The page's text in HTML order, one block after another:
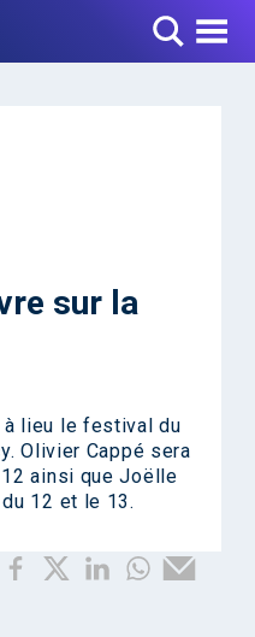
Toggle Menu
sur la
à lieu le festival du
Olivier Cappé sera
ainsi que Joëlle
12 et le 13.